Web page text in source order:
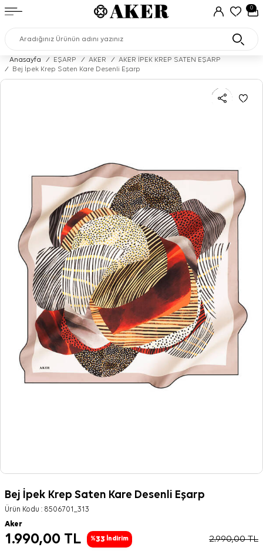
0
Anasayfa / EŞARP / AKER /
AKER İPEK KREP SATEN EŞARP
/
Bej İpek Krep Saten Kare Desenli Eşarp
Bej İpek Krep Saten Kare Desenli Eşarp
Ürün Kodu : 8506701_313
Aker
1.990,00 TL %33 İndirim 2.990,00TL